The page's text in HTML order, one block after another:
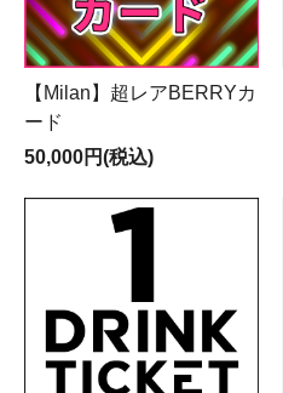
【Milan】超レアBERRYカ
ード
50,000円(税込)